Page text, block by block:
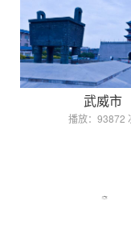
武威市
播放：93872